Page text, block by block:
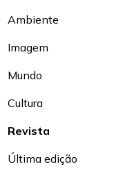
Ambiente
Imagem
Mundo
Cultura
Revista
Última edição